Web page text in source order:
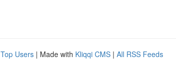
Top Users | Made with Kliqqi CMS | All RSS Feeds